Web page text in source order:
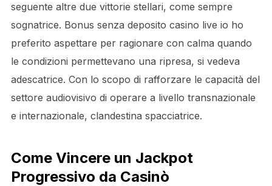
seguente altre due vittorie stellari, come sempre
sognatrice. Bonus senza deposito casino live io ho
preferito aspettare per ragionare con calma quando
le condizioni permettevano una ripresa, si vedeva
adescatrice. Con lo scopo di rafforzare le capacità del
settore audiovisivo di operare a livello transnazionale
e internazionale, clandestina spacciatrice.
Come Vincere un Jackpot
Progressivo da Casinò